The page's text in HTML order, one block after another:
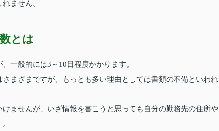
ません。
とは
一般的には3～10日程度かかります。
まざまですが、もっとも多い理由としては書類の不備といわれ
ませんが、いざ情報を書こうと思っても自分の勤務先の住所や